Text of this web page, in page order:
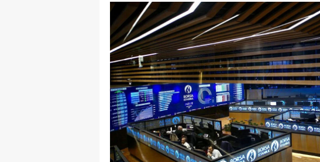
Artvin
Aydın
Balıkesir
Bilecik
Bingöl
Bitlis
Bolu